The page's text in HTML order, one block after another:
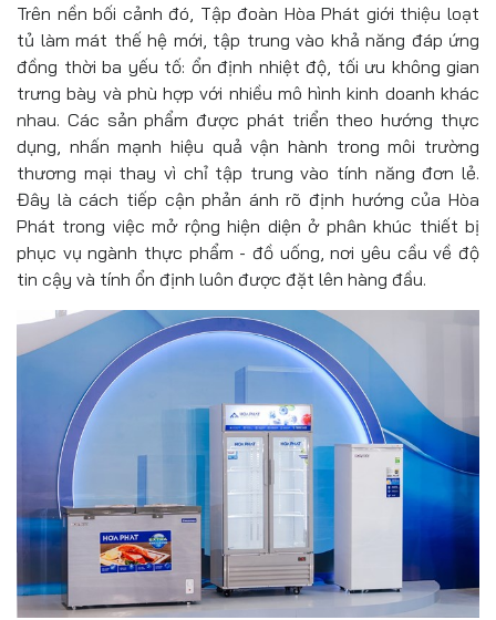
Trên nền bối cảnh đó, Tập đoàn Hòa Phát giới thiệu loạt
tủ làm mát thế hệ mới, tập trung vào khả năng đáp ứng
đồng thời ba yếu tố: ổn định nhiệt độ, tối ưu không gian
trưng bày và phù hợp với nhiều mô hình kinh doanh khác
nhau. Các sản phẩm được phát triển theo hướng thực
dụng, nhấn mạnh hiệu quả vận hành trong môi trường
thương mại thay vì chỉ tập trung vào tính năng đơn lẻ.
Đây là cách tiếp cận phản ánh rõ định hướng của Hòa
Phát trong việc mở rộng hiện diện ở phân khúc thiết bị
phục vụ ngành thực phẩm - đồ uống, nơi yêu cầu về độ
tin cậy và tính ổn định luôn được đặt lên hàng đầu.